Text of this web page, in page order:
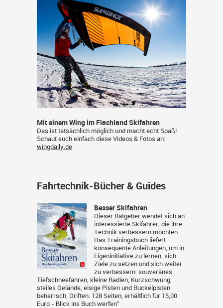
Mit einem Wing im Flachland Skifahren
Das ist tatsächlich möglich und macht echt Spaß!
Schaut euch einfach diese Videos & Fotos an:
wingdaily.de
Fahrtechnik-Bücher & Guides
Besser Skifahren
Dieser Ratgeber wendet sich an
interessierte Skifahrer, die ihre
Technik verbessern möchten.
Das Trainingsbuch liefert
konsequente Anleitungen, um in
Eigeninitiative zu lernen, sich
Ziele zu setzen und sich weiter
zu verbessern: souveränes
Tiefschneefahren, kleine Radien, Kurzschwung,
steiles Gelände, eisige Pisten und Buckelpisten
beherrsch, Driften. 128 Seiten, erhältlich für 15,00
Euro - Blick ins Buch werfen*